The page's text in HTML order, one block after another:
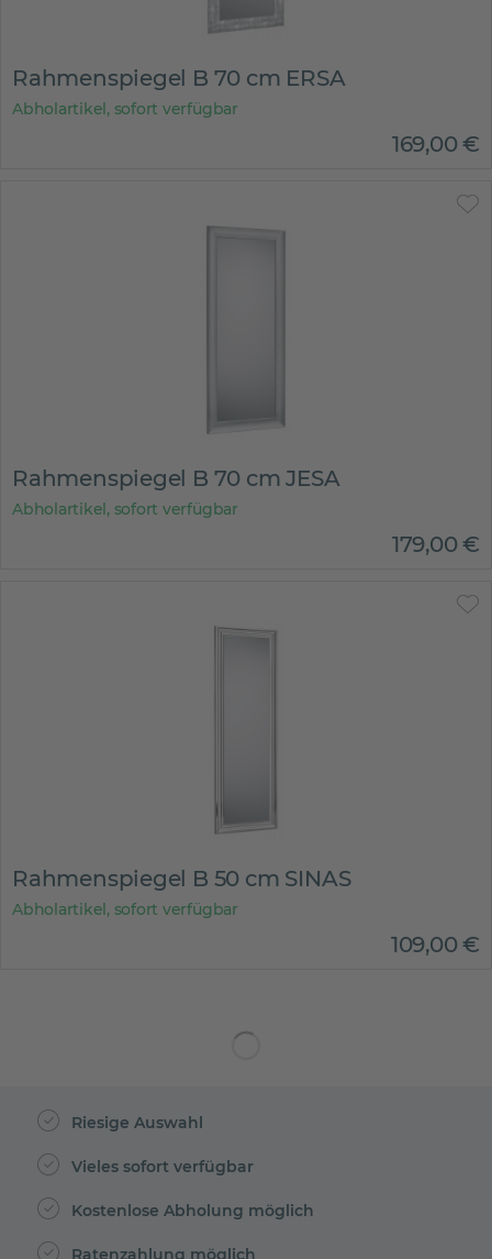
Rahmenspiegel B 70 cm ERSA
Abholartikel, sofort verfügbar
169,00€
Rahmenspiegel B 70 cm JESA
Abholartikel, sofort verfügbar
179,00€
Rahmenspiegel B 50 cm SINAS
Abholartikel, sofort verfügbar
109,00€
Riesige Auswahl
Vieles sofort verfügbar
Kostenlose Abholung möglich
Ratenzahlung möglich